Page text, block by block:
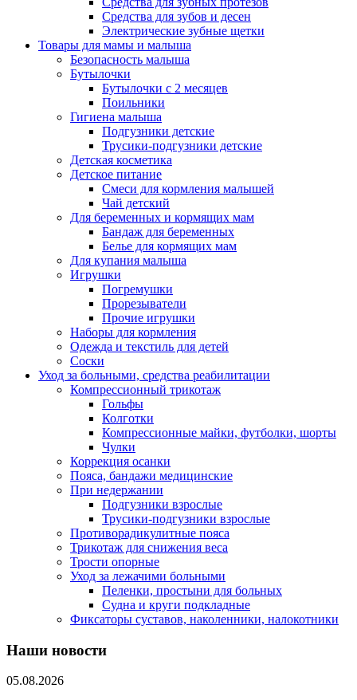
Средства для зубов и десен
Электрические зубные щетки
Товары для мамы и малыша
Безопасность малыша
Бутылочки
Бутылочки с 2 месяцев
Поильники
Гигиена малыша
Подгузники детские
Трусики-подгузники детские
Детская косметика
Детское питание
Смеси для кормления малышей
Чай детский
Для беременных и кормящих мам
Бандаж для беременных
Белье для кормящих мам
Для купания малыша
Игрушки
Погремушки
Прорезыватели
Прочие игрушки
Наборы для кормления
Одежда и текстиль для детей
Соски
Уход за больными, средства реабилитации
Компрессионный трикотаж
Гольфы
Колготки
Компрессионные майки, футболки, шорты
Чулки
Коррекция осанки
Пояса, бандажи медицинские
При недержании
Подгузники взрослые
Трусики-подгузники взрослые
Противорадикулитные пояса
Трикотаж для снижения веса
Трости опорные
Уход за лежачими больными
Пеленки, простыни для больных
Судна и круги подкладные
Фиксаторы суставов, наколенники, налокотники
Наши новости
05.08.2026